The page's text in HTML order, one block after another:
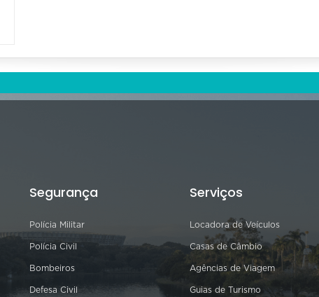
Segurança
Polícia Militar
Polícia Civil
Bombeiros
Defesa Civil
Serviços
Locadora de Veículos
Casas de Câmbio
Agências de Viagem
Guias de Turismo